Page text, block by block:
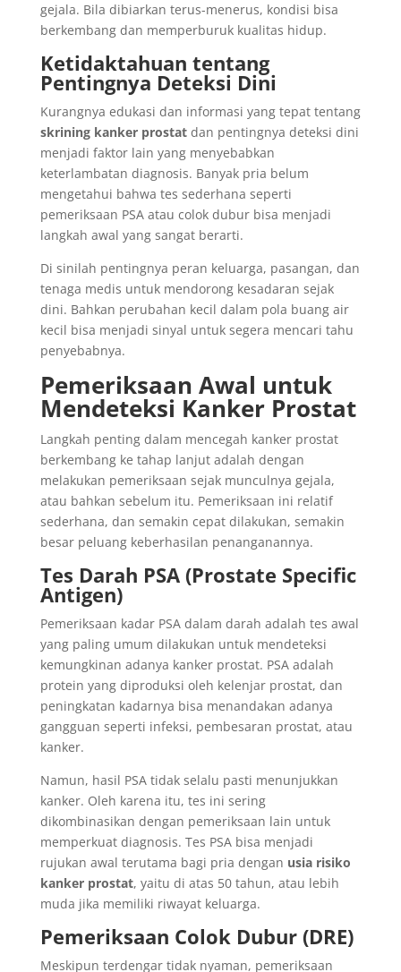
gejala. Bila dibiarkan terus-menerus, kondisi bisa
berkembang dan memperburuk kualitas hidup.
Ketidaktahuan tentang
Pentingnya Deteksi Dini
Kurangnya edukasi dan informasi yang tepat tentang
skrining kanker prostatdan pentingnya deteksi dini
menjadi faktor lain yang menyebabkan
keterlambatan diagnosis. Banyak pria belum
mengetahui bahwa tes sederhana seperti
pemeriksaan PSA atau colok dubur bisa menjadi
langkah awal yang sangat berarti.
Di sinilah pentingnya peran keluarga, pasangan, dan
tenaga medis untuk mendorong kesadaran sejak
dini. Bahkan perubahan kecil dalam pola buang air
kecil bisa menjadi sinyal untuk segera mencari tahu
penyebabnya.
Pemeriksaan Awal untuk
Mendeteksi Kanker Prostat
Langkah penting dalam mencegah kanker prostat
berkembang ke tahap lanjut adalah dengan
melakukan pemeriksaan sejak munculnya gejala,
atau bahkan sebelum itu. Pemeriksaan ini relatif
sederhana, dan semakin cepat dilakukan, semakin
besar peluang keberhasilan penanganannya.
Tes Darah PSA (Prostate Specific
Antigen)
Pemeriksaan kadar PSA dalam darah adalah tes awal
yang paling umum dilakukan untuk mendeteksi
kemungkinan adanya kanker prostat. PSA adalah
protein yang diproduksi oleh kelenjar prostat, dan
peningkatan kadarnya bisa menandakan adanya
gangguan seperti infeksi, pembesaran prostat, atau
kanker.
Namun, hasil PSA tidak selalu pasti menunjukkan
kanker. Oleh karena itu, tes ini sering
dikombinasikan dengan pemeriksaan lain untuk
memperkuat diagnosis. Tes PSA bisa menjadi
rujukan awal terutama bagi pria dengan usia risiko
kanker prostat, yaitu di atas 50 tahun, atau lebih
muda jika memiliki riwayat keluarga.
Pemeriksaan Colok Dubur (DRE)
Meskipun terdengar tidak nyaman, pemeriksaan